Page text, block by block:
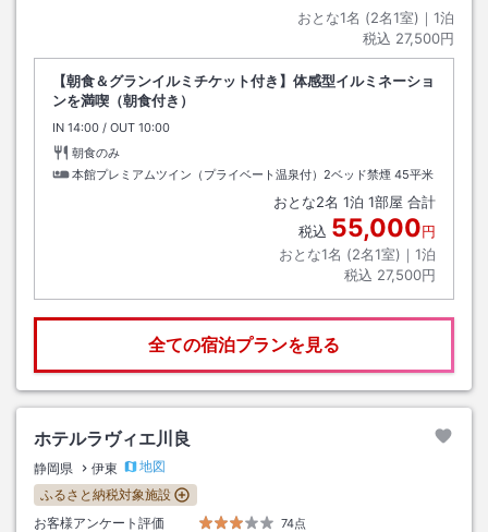
おとな1名 (2名1室)｜ 1泊
税込 27,500円
【朝食＆グランイルミチケット付き】体感型イルミネーショ
ンを満喫（朝食付き）
IN チェックイン
14:00 / OUT チェックアウト
10:00
朝食のみ
本館プレミアムツイン（プライベート温泉付）2ベッド禁煙 45平米
おとな2名 1泊 1部屋 合計
税込 55,000円
おとな1名 (2名1室)｜ 1泊
税込 27,500円
全ての宿泊プランを見る
ホテルラヴィエ川良
静岡県 伊東
地図
ふるさと納税対象施設
お客様アンケート評価
74点